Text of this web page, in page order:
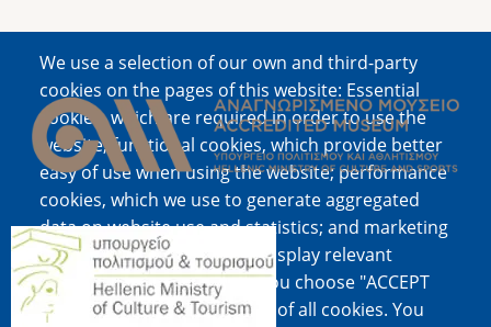
We use a selection of our own and third-party
cookies on the pages of this website: Essential
cookies, which are required in order to use the
website; functional cookies, which provide better
easy of use when using the website; performance
cookies, which we use to generate aggregated
data on website use and statistics; and marketing
cookies, which are used to display relevant
content and advertising. If you choose "ACCEPT
ALL", you consent to the use of all cookies. You
Image
Image